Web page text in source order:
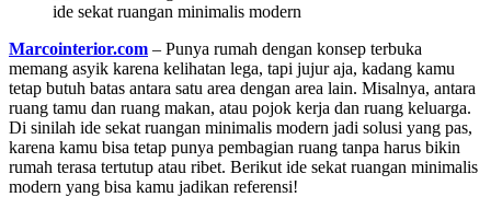
ide sekat ruangan minimalis modern
Marcointerior.com – Punya rumah dengan konsep terbuka
memang asyik karena kelihatan lega, tapi jujur aja, kadang kamu
tetap butuh batas antara satu area dengan area lain. Misalnya, antara
ruang tamu dan ruang makan, atau pojok kerja dan ruang keluarga.
Di sinilah ide sekat ruangan minimalis modern jadi solusi yang pas,
karena kamu bisa tetap punya pembagian ruang tanpa harus bikin
rumah terasa tertutup atau ribet. Berikut ide sekat ruangan minimalis
modern yang bisa kamu jadikan referensi!